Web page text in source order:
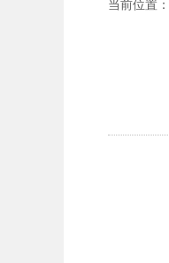
当前位置：